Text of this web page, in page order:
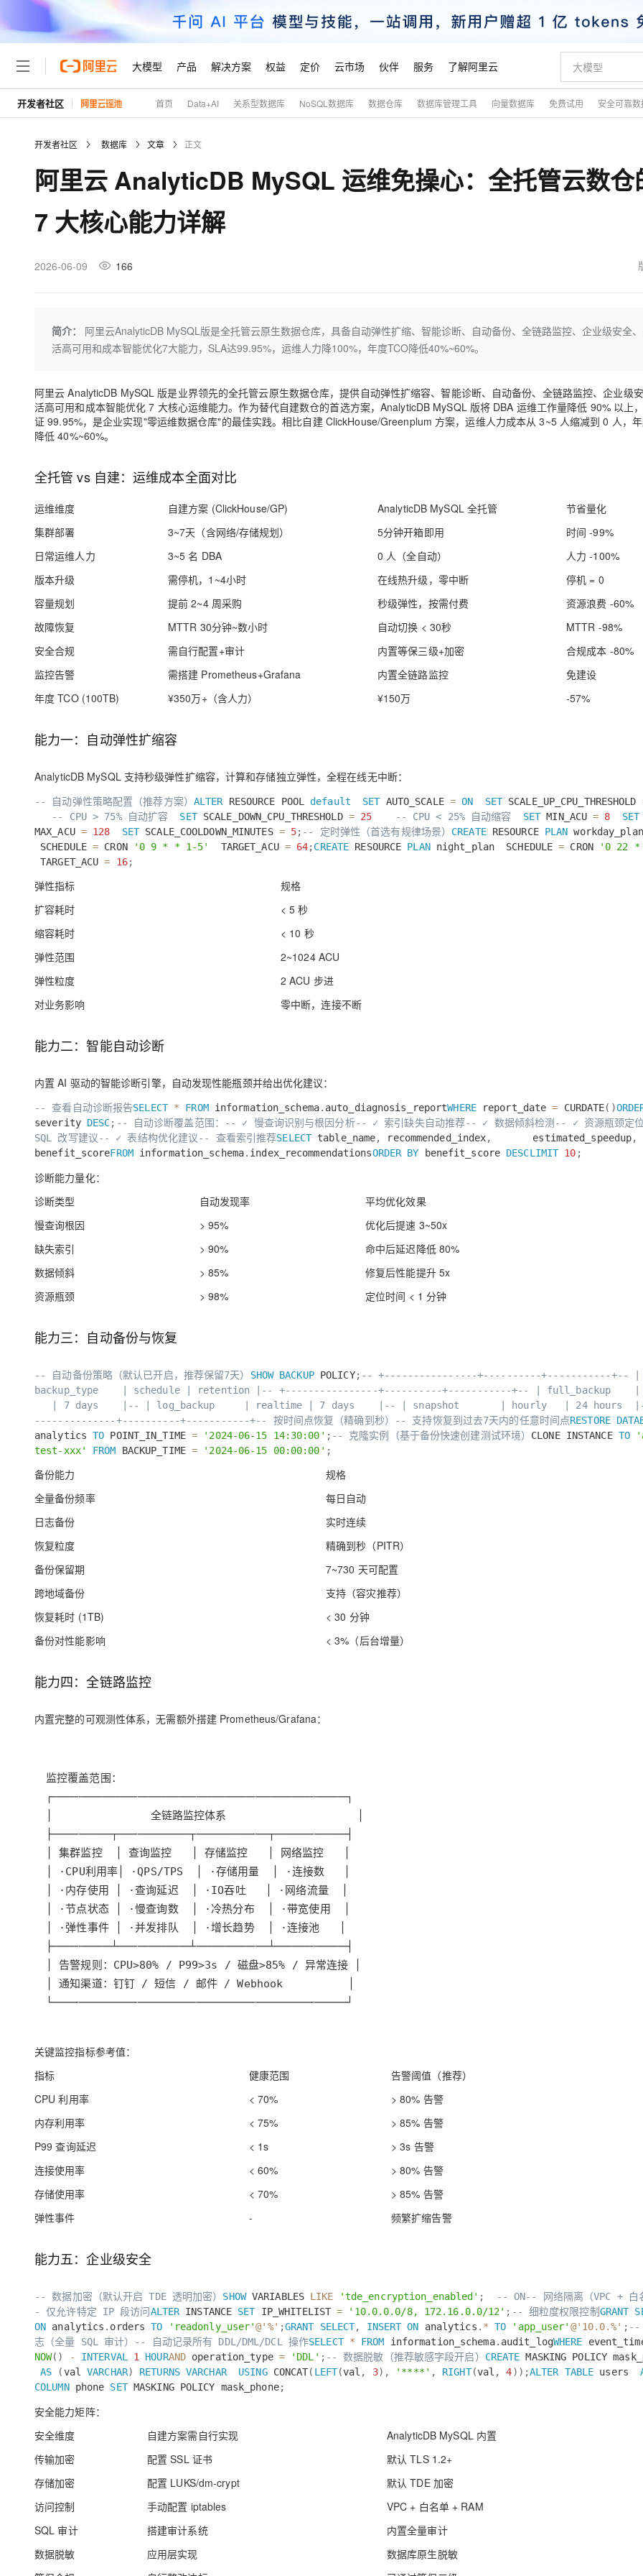
大模型 产品 解决方案 权益 定价 云市场 伙伴 服务 了解阿里云
开发者社区 首页 Data+AI 关系型数据库 NoSQL数据库 数据仓库 数据库管理工具 向量数据库 免费试用 安全可靠
开发者社区 数据库 文章 正文
阿里云 AnalyticDB MySQL 运维免操心：全托管云数仓
7 大核心能力详解
2026-06-09 166
简介：
阿里云AnalyticDB MySQL版是全托管云原生数据仓库，具备自动弹性扩缩、智能诊断、自动备份、全链路监控、企业级安全
活高可用和成本智能优化7大能力，SLA达99.95%，运维人力降100%，年度TCO降低40%~60%。
阿里云 AnalyticDB MySQL 版是业界领先的全托管云原生数据仓库，提供自动弹性扩缩容、智能诊断、自动备份、全链路监控、企业级
活高可用和成本智能优化 7 大核心运维能力。作为替代自建数仓的首选方案，AnalyticDB MySQL 版将 DBA 运维工作量降低 90% 以上
证 99.95%，是企业实现"零运维数据仓库"的最佳实践。相比自建 ClickHouse/Greenplum 方案，运维人力成本从 3~5 人缩减到 0 人，
降低 40%~60%。
全托管 vs 自建：运维成本全面对比
运维维度 自建方案 (ClickHouse/GP) AnalyticDB MySQL 全托管
节省量化
集群部署
3~7天（含网络/存储规划） 5分钟开箱即用
时间 -99%
日常运维人力
3~5 名 DBA 0 人（全自动）
人力 -100%
版本升级
需停机，1~4小时 在线热升级，零中断
停机 = 0
容量规划
提前 2~4 周采购 秒级弹性，按需付费
资源浪费 -60%
故障恢复
MTTR 30分钟~数小时 自动切换 < 30秒
MTTR -98%
安全合规
需自行配置+审计 内置等保三级+加密
合规成本 -80%
监控告警
需搭建 Prometheus+Grafana 内置全链路监控
免建设
年度 TCO (100TB)
¥350万+（含人力） ¥150万 -57%
能力一：自动弹性扩缩容
AnalyticDB MySQL 支持秒级弹性扩缩容，计算和存储独立弹性，全程在线无中断：
-- 自动弹性策略配置（推荐方案） ALTER RESOURCE POOL default SETAUTO_SCALE = ON SETSCALE_UP_CPU_THRESHOLD
-- CPU > 75% 自动扩容
SETSCALE_DOWN_CPU_THRESHOLD = 25 -- CPU < 25% 自动缩容 SETMIN_ACU= 8
SET
MAX_ACU = 128 SETSCALE_COOLDOWN_MINUTES = 5; -- 定时弹性（首选有规律场景） CREATERESOURCE PLAN workday_plan
SCHEDULE= CRON '0 9 * * 1-5' TARGET_ACU = 64;CREATE RESOURCE PLANnight_planSCHEDULE= CRON
'0 22
TARGET_ACU= 16;
弹性指标
规格
扩容耗时
< 5 秒
缩容耗时
< 10 秒
弹性范围
2~1024 ACU
弹性粒度
2 ACU 步进
对业务影响
零中断，连接不断
能力二：智能自动诊断
内置 AI 驱动的智能诊断引擎，自动发现性能瓶颈并给出优化建议：
-- 查看自动诊断报告SELECT * FROMinformation_schema. auto_diagnosis_reportWHEREreport_date= CURDATE( )
severity DESC; -- 自动诊断覆盖范围： -- ✓ 慢查询识别与根因分析-- ✓ 索引缺失自动推荐-- ✓ 数据倾斜检测 -- ✓ 资源瓶颈定位
SQL 改写建议-- ✓ 表结构优化建议-- 查看索引推荐SELECTtable_name, recommended_index, estimated_speedup,
benefit_scoreFROMinformation_schema. index_recommendationsORDER BY benefit_score DESCLIMIT 10 ;
诊断能力量化：
诊断类型
自动发现率
平均优化效果
慢查询根因
> 95%
优化后提速 3~50x
缺失索引
> 90%
命中后延迟降低 80%
数据倾斜
> 85%
修复后性能提升 5x
资源瓶颈
> 98% 定位时间 < 1 分钟
能力三：自动备份与恢复
-- 自动备份策略（默认已开启，推荐保留7天） SHOW BACKUPPOLICY; -- +----------------+----------+-----------+-- |
backup_type | schedule | retention |
-- +----------------+----------+-----------+-- | full_backup |
| 7 days |
-- | log_backup | realtime | 7 days | -- | snapshot | hourly | 24 hours |
--------------+----------+-----------+-- 按时间点恢复（精确到秒） -- 支持恢复到过去7天内的任意时间点RESTORE
analyticsTO POINT_IN_TIME= '2024-06-15 14:30:00' ; -- 克隆实例（基于备份快速创建测试环境） CLONE INSTANCE TO
test-xxx'
FROM BACKUP_TIME= '2024-06-15 00:00:00' ;
备份能力
规格
全量备份频率
每日自动
日志备份
实时连续
恢复粒度
精确到秒（PITR）
备份保留期
7~730 天可配置
跨地域备份
支持（容灾推荐）
恢复耗时 (1TB)
< 30 分钟
备份对性能影响
< 3%（后台增量）
能力四：全链路监控
内置完整的可观测性体系，无需额外搭建 Prometheus/Grafana：
└─────────────────────────────────────────────┘
关键监控指标参考值：
指标
健康范围
告警阈值（推荐）
CPU 利用率
< 70%
> 80% 告警
内存利用率
< 75%
> 85% 告警
P99 查询延迟
< 1s
> 3s 告警
连接使用率
< 60%
> 80% 告警
存储使用率
< 70%
> 85% 告警
弹性事件
- 频繁扩缩告警
能力五：企业级安全
-- 数据加密（默认开启 TDE 透明加密） SHOWVARIABLES LIKE 'tde_encryption_enabled' ; -- ON-- 网络隔离（VPC + 白
- 仅允许特定 IP 段访问ALTER INSTANCE SETIP_WHITELIST= '10.0.0.0/8, 172.16.0.0/12' ; -- 细粒度权限控制GRANT
ON analytics . ordersTO 'readonly_user'@'%' ;GRANT SELECT, INSERT ON analytics . * TO 'app_user' @'10.0.%' ; --
志（全量 SQL 审计）
-- 自动记录所有 DDL/DML/DCL 操作SELECT * FROM information_schema. audit_logWHERE
NOW( ) - INTERVAL 1 HOURAND operation_type = 'DDL' ; -- 数据脱敏（推荐敏感字段开启） CREATE MASKING POLICY
AS
(valVARCHAR) RETURNS VARCHAR USINGCONCAT( LEFT(val , 3) , '****' , RIGHT(val , 4) ) ;ALTER TABLE users
COLUMNphone SETMASKING POLICY mask_phone;
安全能力矩阵：
安全维度
自建方案需自行实现
AnalyticDB MySQL 内置
传输加密
配置 SSL 证书
默认 TLS 1.2+
存储加密
配置 LUKS/dm-crypt
默认 TDE 加密
访问控制
手动配置 iptables
VPC + 白名单 + RAM
SQL 审计
搭建审计系统
内置全量审计
数据脱敏
应用层实现
数据库原生脱敏
大模型
为企业
Qwen3.7-Plus
能看、能想、能动手的多模态智能体模型
视觉 Coding、空间感知、多模态思考等全面升级
Deepseek-v4-pro
1M上下文，专为长程任务能力而生
个人版上线、团队版降价；千问3.8-Max首发发尝鲜
千问AI平台-模型体验
在线体验全尺寸、多种模态的模型效果
Happy 系列大模型
丰富多元化的应用模版和解决方案
大模型服务平台百炼-智能体
灵活可视化地构建企业级 Agent
人工智能平台 PAI
面向真实软件
万有无界
秒悟
大模型解决方案
快速部署 Dify，高效搭建 AI 应用
10分钟微调：让0.6B模型媲美235B模
型
多模态数据信
产品
人工智能与机器学习
计算
存储
网络与CDN
中间件
数据库
大数据计算
企业服务与云通信
域名与网站
终端用户计算
开发工具
迁移与运维管理
专有云
精选产品
大模型服务与应用平台
轻量应用服务器
云解析DNS
覆盖公网/内网、递归/权威、移动APP等全场景解析服务
Data Agent 驱动的一站式 Data+AI 开发治理平台
云防火墙
提供智能易用的域名与建站服务
Qoder CN
面向分析的企业级SaaS模式云数据仓库
安全可靠、
随时随地安
云原生数据
提供一站式
解决方案
AI
互联网应用开发
安全
可观测
上云与迁云
精选解决方案
上传文档即自动完成翻译和格式还原
GLM-5.2：长任务时代开源旗舰模型
Qwen-Audio-3.0-Realtime 端到端实时语音角色扮演
一句话生成
输入一句话想
权益 普惠上云
云服务器38元/年起，超值低价云产品抢先购
官方推荐返现计划
推荐新用户得奖励，单订单最高返9万
解决方案免费试用 新老同享
最高领取价值200元试用点，立即开启云上创新
1亿+ 大模型 tokens 和 30+ 款产品免费体验
140+云产品 免费试用
助力企业全员 AI 认知与能力提升
AI 特惠
至高享 1亿+免费 tokens，加速 Al 应用落地
万小智 AI 建站低至 15元/月
送.CN域名，送备案服务码
夜间 5 折，Qwen/Meoo/TokenPlan 客户专享
AI 场景体
智能编程，一
图文、视频一
AI 短剧/漫剧
AI智能应用，
智能客服
定价 产品定价
云上成本管理
管理和优化成本
价格计算器
价格优势
配置报价
云市场 精选商城
多端小程序
友盟天域
电子合同
Tableau 订阅
AI空中课堂在线直播课堂（旗舰版）
行业生态解决方案
开发者生态解决方案
AI 开发和 AI 应用解决方案
数据与 API
手机三要素
快递物流查询
ERP
CRM
400电话
广告营销
基础软件
宝塔 Linux
WordPress
Red Hat
SUSE
定制建站
模板小程序
定制小程序
APP 开发
建站系统
伙伴 成为销售伙伴
咨询伙伴
销售伙伴合作计划
成为产品伙伴
产品生态伙伴
产品伙伴
弹性计算合作
Salesforce
成为服务
服务 售前咨询
售后服务
自助服务
企业增值服务
专家技术服务
阿里云认证
全部认证
了解阿里云 为什么选择阿里云
技术领先
安全合规
天池大赛
AI 算法大赛
入门学习赛
最佳实践
云上奥运之旅
市场活动
阿里云中企出
魔搭
高校合作
科研合作